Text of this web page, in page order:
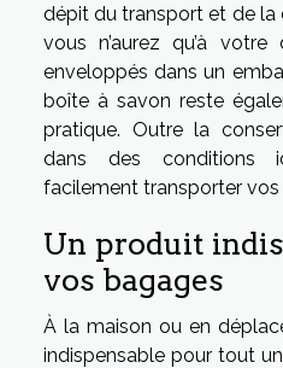
dépit du transport et de la
vous n’aurez qu’à
enveloppés dans un
boîte à savon reste
pratique. Outre la
dans des conditions
facilement transporter
Un produit
vos bagages
À la maison ou en
indispensable pour tout